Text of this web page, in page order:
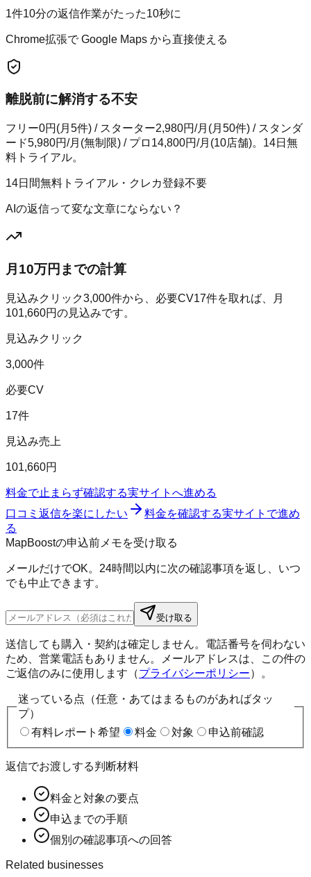
1件10分の返信作業がたった10秒に
Chrome拡張で Google Maps から直接使える
離脱前に解消する不安
フリー0円(月5件) / スターター2,980円/月(月50件) / スタンダ
ード5,980円/月(無制限) / プロ14,800円/月(10店舗)。14日無
料トライアル。
14日間無料トライアル・クレカ登録不要
AIの返信って変な文章にならない？
月10万円までの計算
見込みクリック3,000件から、必要CV17件を取れば、月
101,660円の見込みです。
見込みクリック
3,000件
必要CV
17件
見込み売上
101,660円
料金で止まらず確認する実サイトへ進める
口コミ返信を楽にしたい
料金を確認する実サイトで進め
る
MapBoostの申込前メモを受け取る
メールだけでOK。24時間以内に次の確認事項を返し、いつ
でも中止できます。
受け取る
送信しても購入・契約は確定しません。電話番号を伺わない
ため、営業電話もありません。メールアドレスは、この件の
ご返信のみに使用します（プライバシーポリシー）。
迷っている点（任意・あてはまるものがあればタッ
プ）
有料レポート希望
料金 対象 申込前確認
返信でお渡しする判断材料
料金と対象の要点
申込までの手順
個別の確認事項への回答
Related businesses